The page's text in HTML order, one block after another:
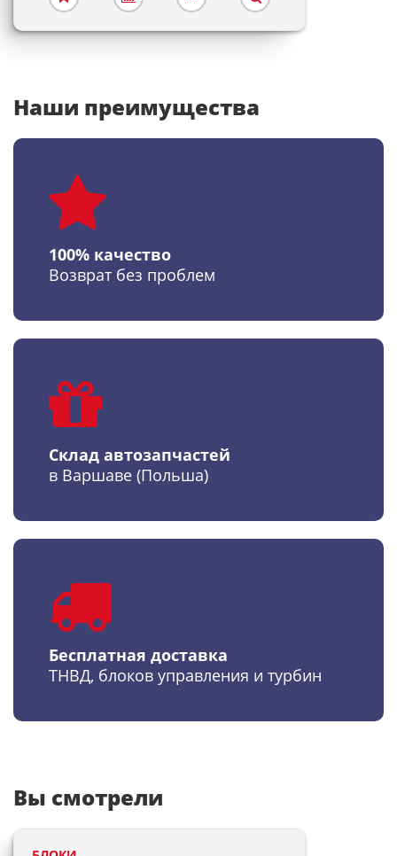
Наши преимущества
100% качество
Возврат без проблем
Склад автозапчастей
в Варшаве (Польша)
Бесплатная доставка
ТНВД, блоков управления и турбин
Вы смотрели